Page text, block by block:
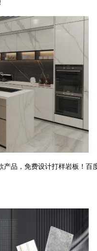
品，免费设计打样岩板！百